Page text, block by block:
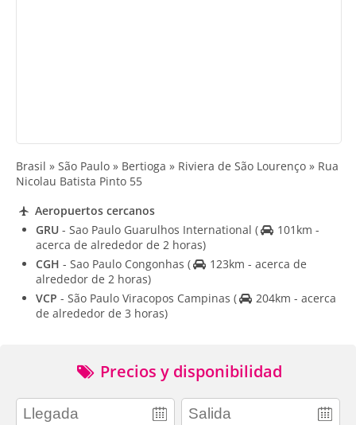
Brasil » São Paulo » Bertioga » Riviera de São Lourenço » Rua
Nicolau Batista Pinto 55
Aeropuertos cercanos
GRU - Sao Paulo Guarulhos International (
101km -
acerca de alrededor de 2 horas)
CGH - Sao Paulo Congonhas (
123km - acerca de
alrededor de 2 horas)
VCP - São Paulo Viracopos Campinas (
204km - acerca
de alrededor de 3 horas)
Precios y disponibilidad